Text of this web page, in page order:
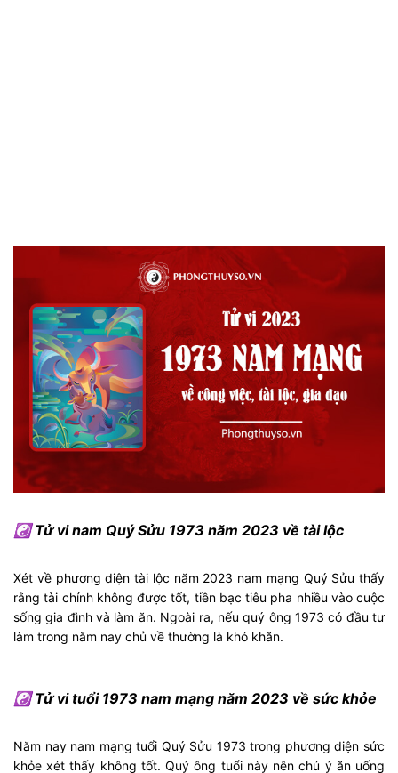
☯ Tử vi nam Quý Sửu 1973 năm 2023 về tài lộc
Xét về phương diện tài lộc năm 2023 nam mạng Quý Sửu thấy
rằng tài chính không được tốt, tiền bạc tiêu pha nhiều vào cuộc
sống gia đình và làm ăn. Ngoài ra, nếu quý ông 1973 có đầu tư
làm trong năm nay chủ về thường là khó khăn.
☯ Tử vi tuổi 1973 nam mạng năm 2023 về sức khỏe
Năm nay nam mạng tuổi Quý Sửu 1973 trong phương diện sức
khỏe xét thấy không tốt. Quý ông tuổi này nên chú ý ăn uống